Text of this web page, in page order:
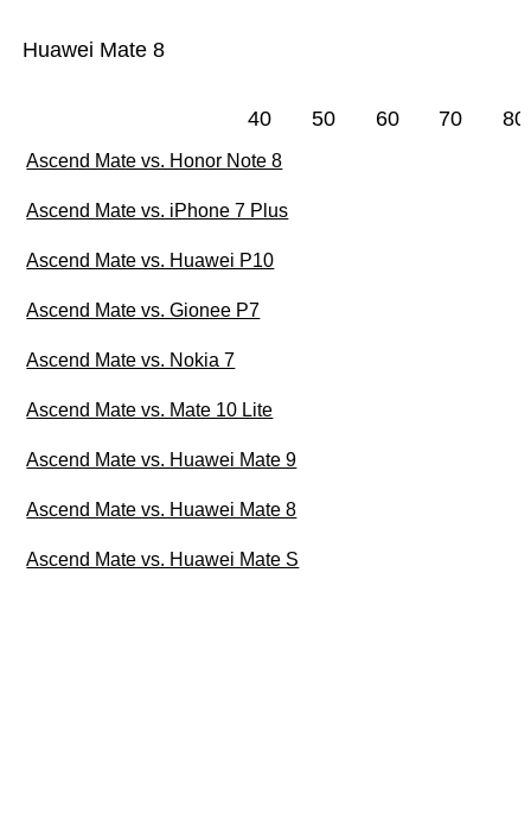
Huawei Mate 8
40 50 60 70 80
Ascend Mate vs. Honor Note 8
Ascend Mate vs. iPhone 7 Plus
Ascend Mate vs. Huawei P10
Ascend Mate vs. Gionee P7
Ascend Mate vs. Nokia 7
Ascend Mate vs. Mate 10 Lite
Ascend Mate vs. Huawei Mate 9
Ascend Mate vs. Huawei Mate 8
Ascend Mate vs. Huawei Mate S